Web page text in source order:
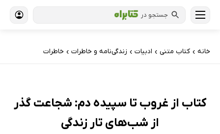
جستجو در
خانه › کتاب‌ متنی › ادبیات › زندگی‌نامه و خاطرات › خاطرات
کتاب از غروب تا سپیده دم: شجاعت گذر
از شب‌های تار زندگی